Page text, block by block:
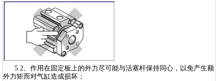
5.2、作用在固定板上的外力尽可能与活塞杆保持同心，以免产生额
外力矩而对气缸造成损坏；